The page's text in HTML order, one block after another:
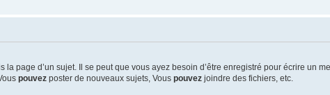
page d’un sujet. Il se peut que vous ayez besoin d’être enregistré pour écrire un
pouvez poster de nouveaux sujets, Vous pouvez joindre des fichiers, etc.